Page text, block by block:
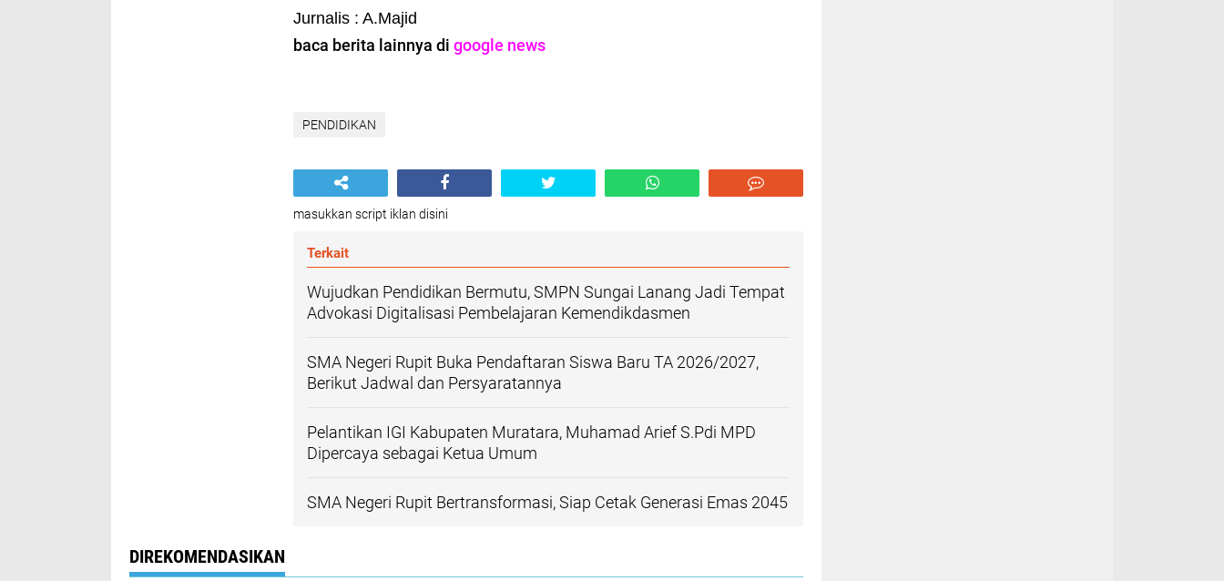
Jurnalis : A.Majid
baca berita lainnya di google news
PENDIDIKAN
masukkan script iklan disini
Terkait
Wujudkan Pendidikan Bermutu, SMPN Sungai Lanang Jadi Tempat
Advokasi Digitalisasi Pembelajaran Kemendikdasmen
SMA Negeri Rupit Buka Pendaftaran Siswa Baru TA 2026/2027,
Berikut Jadwal dan Persyaratannya
Pelantikan IGI Kabupaten Muratara, Muhamad Arief S.Pdi MPD
Dipercaya sebagai Ketua Umum
SMA Negeri Rupit Bertransformasi, Siap Cetak Generasi Emas 2045
DIREKOMENDASIKAN